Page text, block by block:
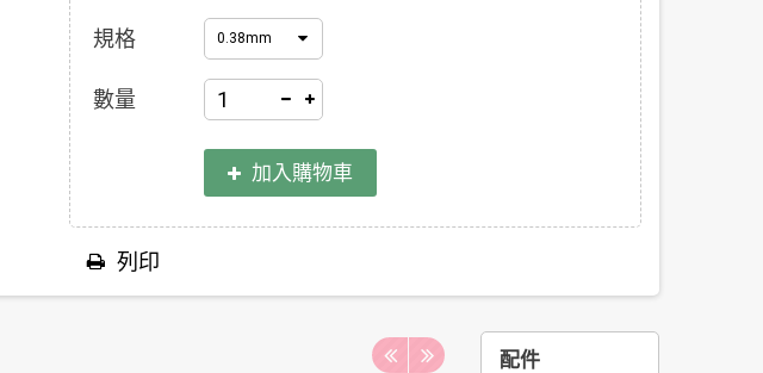
規格 0.38mm
數量
加入購物車
列印
配件